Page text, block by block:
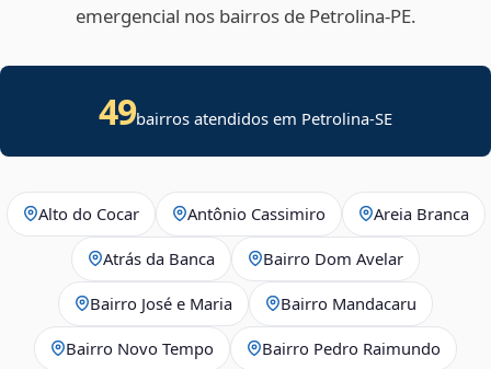
emergencial nos bairros de Petrolina‑PE.
49bairros atendidos em Petrolina-SE
Alto do Cocar Antônio Cassimiro Areia Branca
Atrás da Banca Bairro Dom Avelar
Bairro José e Maria Bairro Mandacaru
Bairro Novo Tempo Bairro Pedro Raimundo